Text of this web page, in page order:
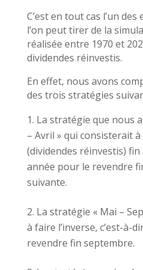
C’est en tout cas l’un
l’on peut tirer de la
réalisée entre 1970 et
dividendes réinvestis.
En effet, nous avons
des trois stratégies
La stratégie que nous
– Avril » qui consisterait à
(dividendes réinvestis)
année pour le revendre
suivante.
La stratégie « Mai –
à faire l’inverse, c’est-à-
revendre fin septembre.